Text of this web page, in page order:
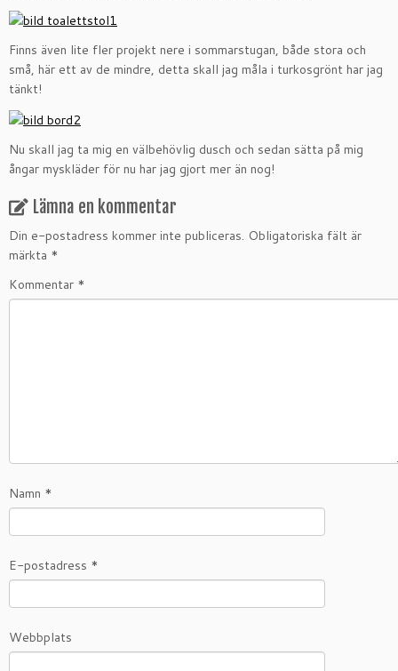
Finns även lite fler projekt nere i sommarstugan, både stora och
små, här ett av de mindre, detta skall jag måla i turkosgrönt har jag
tänkt!
Nu skall jag ta mig en välbehövlig dusch och sedan sätta på mig
ångar myskläder för nu har jag gjort mer än nog!
Lämna en kommentar
Din e-postadress kommer inte publiceras. Obligatoriska fält är
märkta *
Kommentar *
Namn *
E-postadress *
Webbplats